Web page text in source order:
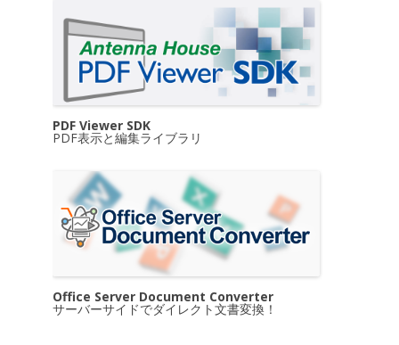
PDF Viewer SDK
PDF表示と編集ライブラリ
Office Server Document Converter
サーバーサイドでダイレクト文書変換！